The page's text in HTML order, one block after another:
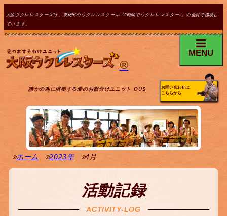
大阪ウクレレスターズは、東梅田のウクレレスクール『2時間でウクレレマスター♪』の会員で構成し
ています。
®
MENU
誰かの為に演奏する愛のお裾分けユニット OUS
お問い合わせは
こちらから
ホーム 2023年 4月
活動記録
ACTIVITY-LOG